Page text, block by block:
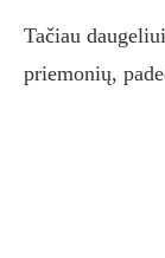
Tačiau
priemonių,